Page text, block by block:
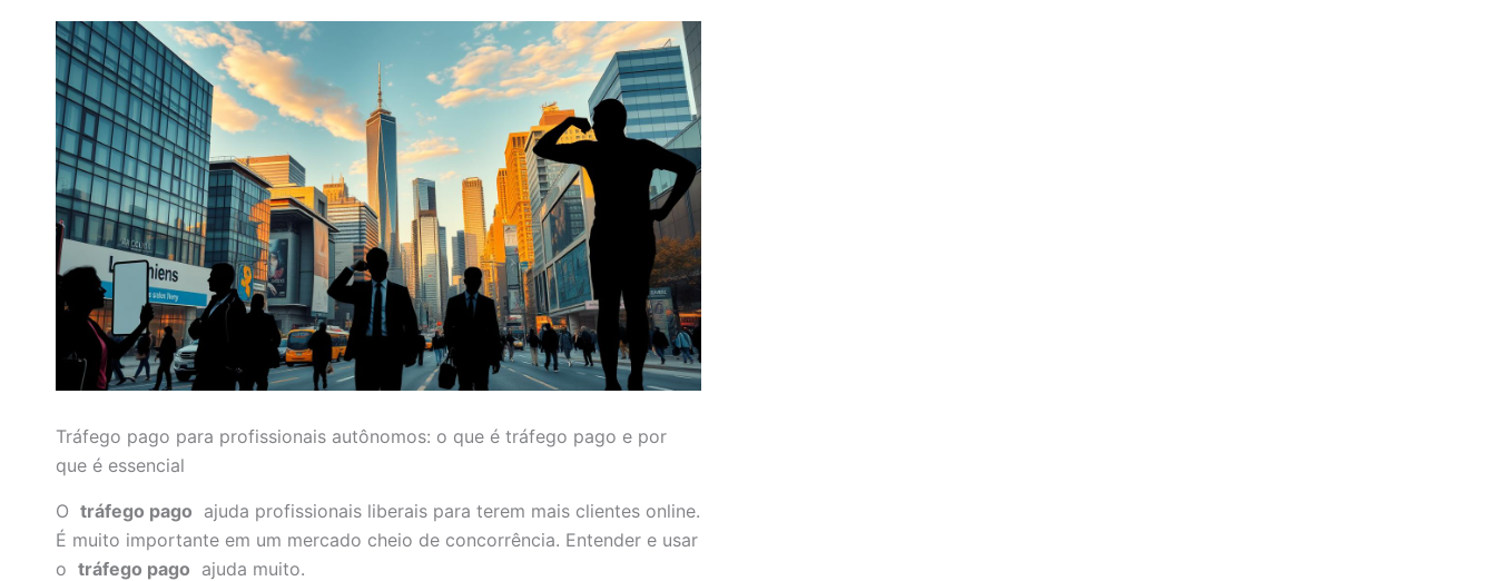
Tráfego pago para profissionais autônomos: o que é tráfego pago e por
que é essencial
O tráfego pago ajuda profissionais liberais para terem mais clientes online.
É muito importante em um mercado cheio de concorrência. Entender e usar
o tráfego pago ajuda muito.